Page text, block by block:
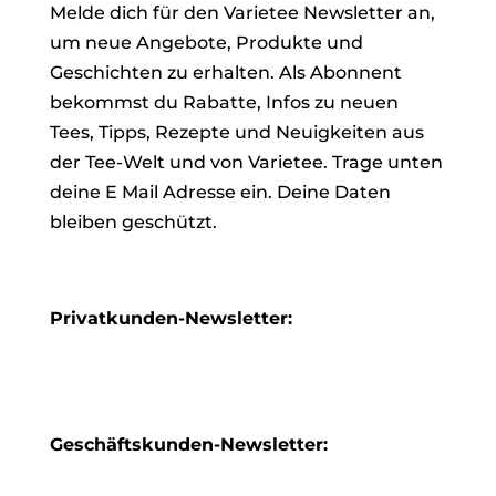
Melde dich für den Varietee Newsletter an,
um neue Angebote, Produkte und
Geschichten zu erhalten. Als Abonnent
bekommst du Rabatte, Infos zu neuen
Tees, Tipps, Rezepte und Neuigkeiten aus
der Tee-Welt und von Varietee. Trage unten
deine E Mail Adresse ein. Deine Daten
bleiben geschützt.
Privatkunden-Newsletter:
Geschäftskunden-Newsletter: